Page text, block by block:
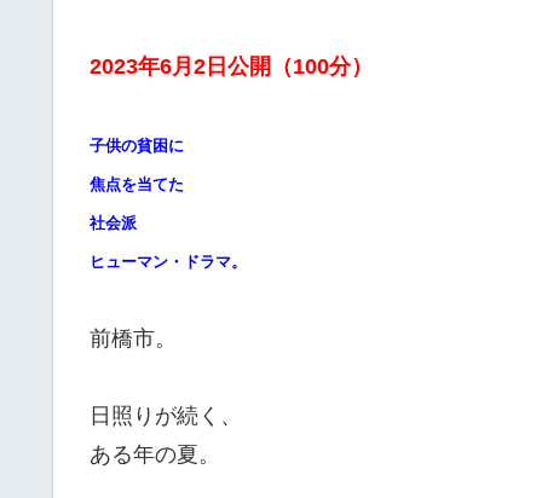
2023年6月2日公開（100分）
子供の貧困に
焦点を当てた
社会派
ヒューマン・ドラマ。
前橋市。
日照りが続く、
ある年の夏。